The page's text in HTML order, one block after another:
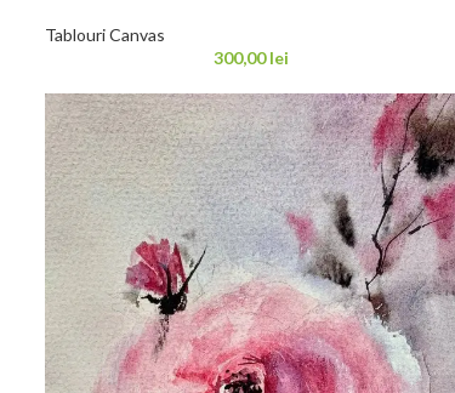
Tablouri Canvas
300,00lei